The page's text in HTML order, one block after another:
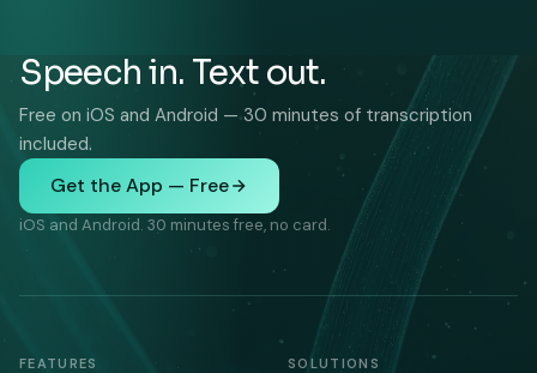
Speech in. Text out.
Free on iOS and Android — 30 minutes of transcription
included.
Get the App — Free
iOS and Android. 30 minutes free, no card.
FEATURES SOLUTIONS